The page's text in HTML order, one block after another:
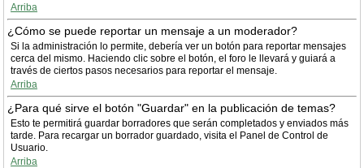
Arriba
¿Cómo se puede reportar un mensaje a un moderador?
Si la administración lo permite, debería ver un botón para reportar mensajes
cerca del mismo. Haciendo clic sobre el botón, el foro le llevará y guiará a
través de ciertos pasos necesarios para reportar el mensaje.
Arriba
¿Para qué sirve el botón "Guardar" en la publicación de temas?
Esto te permitirá guardar borradores que serán completados y enviados más
tarde. Para recargar un borrador guardado, visita el Panel de Control de
Usuario.
Arriba